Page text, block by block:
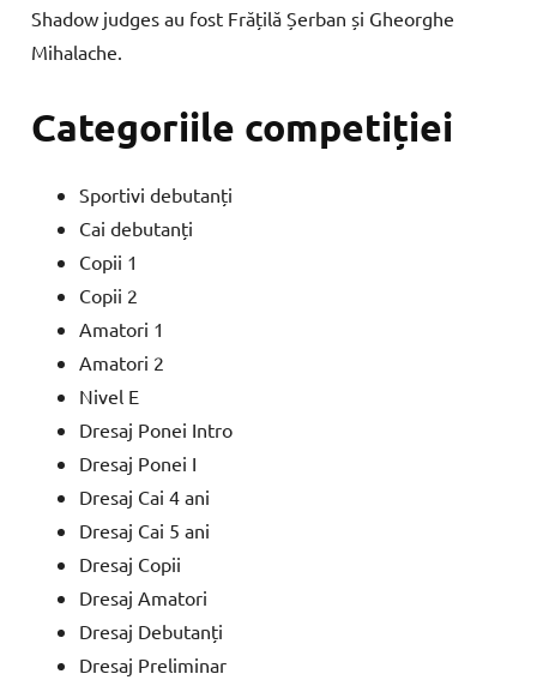
Shadow judges au fost Frățilă Șerban și Gheorghe
Mihalache.
Categoriile competiției
Sportivi debutanți
Cai debutanți
Copii 1
Copii 2
Amatori 1
Amatori 2
Nivel E
Dresaj Ponei Intro
Dresaj Ponei I
Dresaj Cai 4 ani
Dresaj Cai 5 ani
Dresaj Copii
Dresaj Amatori
Dresaj Debutanți
Dresaj Preliminar